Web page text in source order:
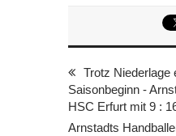
Trotz Niederlage
Saisonbeginn -
HSC Erfurt mit 9 :
Arnstadts